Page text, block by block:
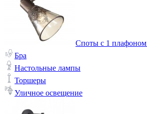
Споты с 1 плафоном
Бра
Настольные лампы
Торшеры
Уличное освещение